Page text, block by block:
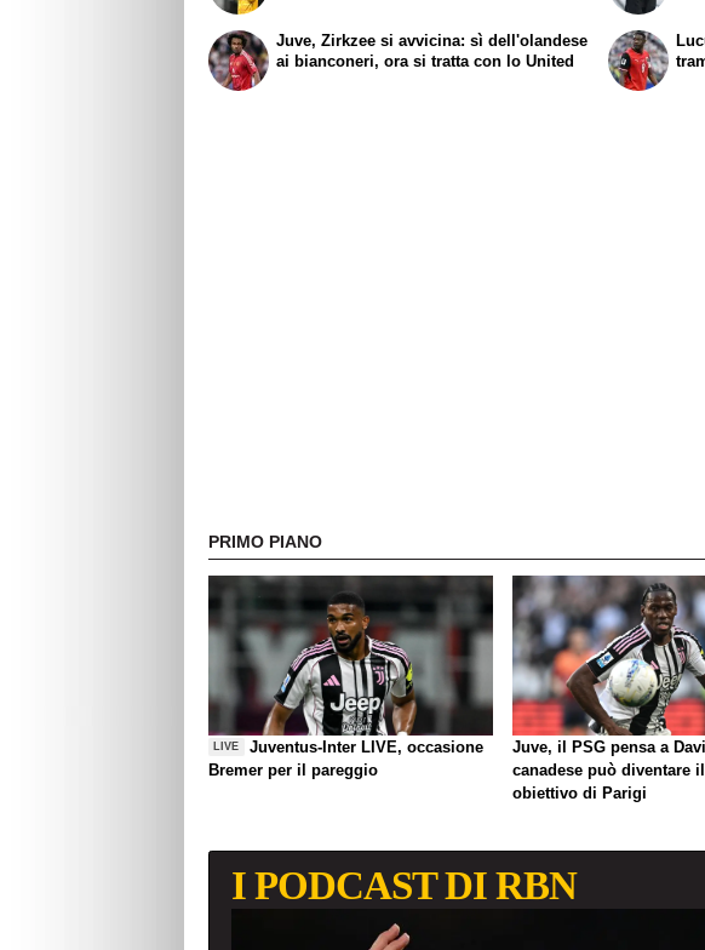
Juve, Zirkzee si avvicina: sì dell'olandese
ai bianconeri, ora si tratta con lo United
PRIMO PIANO
LIVE
Juventus-Inter LIVE, occasione
Bremer per il pareggio
Juve, il PSG pensa a
canadese può diventare
obiettivo di Parigi
I PODCAST DI RBN